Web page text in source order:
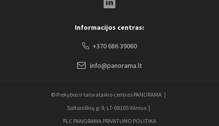
Informacijos centras:
+370 686 39060
info@panorama.lt
© Prekybos ir laisvalaikio centras PANORAMA
Saltoniškių g. 9, LT-08105 Vilnius
PLC PANORAMA PRIVATUMO POLITIKA